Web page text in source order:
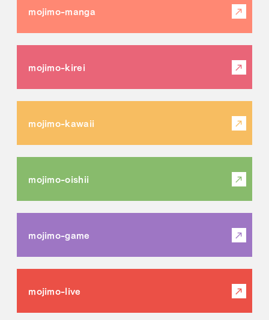
mojimo-manga
mojimo-kirei
mojimo-kawaii
mojimo-oishii
mojimo-game
mojimo-live